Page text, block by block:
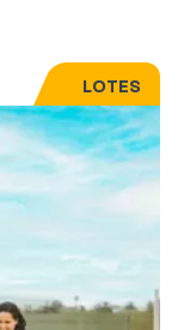
LOTES